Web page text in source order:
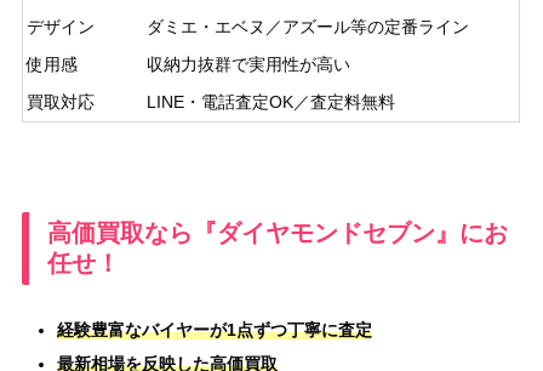
デザイン
ダミエ・エベヌ／アズール等の定番ライン
使用感
収納力抜群で実用性が高い
買取対応
LINE・電話査定OK／査定料無料
高価買取なら『ダイヤモンドセブン』にお
任せ！
経験豊富なバイヤーが1点ずつ丁寧に査定
最新相場を反映した高価買取